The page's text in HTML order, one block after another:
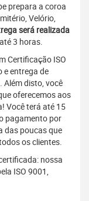
prepara a coroa
Velório,
será realizada
3 horas.
Certificação ISO
e entrega de
Além disto, você
oferecemos aos
Você terá até 15
pagamento por
das poucas que
os clientes.
nossa
ISO 9001,